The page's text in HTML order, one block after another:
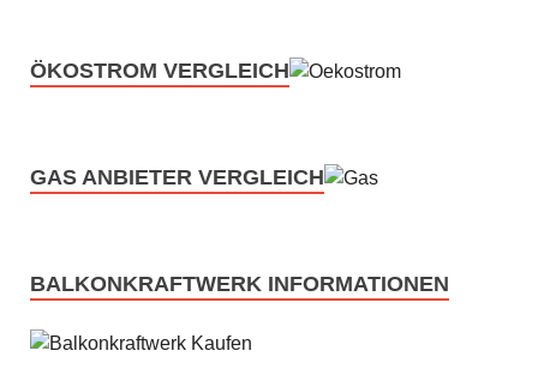
ÖKOSTROM VERGLEICH
GAS ANBIETER VERGLEICH
BALKONKRAFTWERK INFORMATIONEN